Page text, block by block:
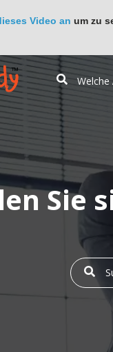
Video an um zu
Sie